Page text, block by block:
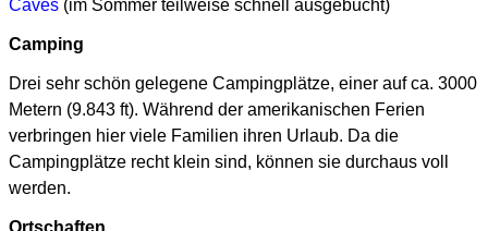
Caves (im Sommer teilweise schnell ausgebucht)
Camping
Drei sehr schön gelegene Campingplätze, einer auf ca. 3000
Metern (9.843 ft). Während der amerikanischen Ferien
verbringen hier viele Familien ihren Urlaub. Da die
Campingplätze recht klein sind, können sie durchaus voll
werden.
Ortschaften